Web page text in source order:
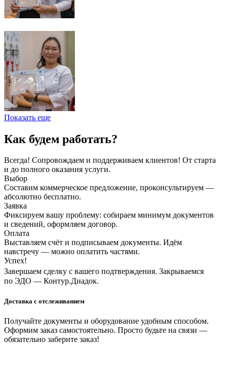
Показать еще
Как будем работать?
Всегда! Сопровождаем и поддерживаем клиентов! От старта
и до полного оказания услуги.
Выбор
Составим коммерческое предложение, проконсультируем —
абсолютно бесплатно.
Заявка
Фиксируем вашу проблему: собираем минимум документов
и сведений, оформляем договор.
Оплата
Выставляем счёт и подписываем документы. Идём
навстречу — можно оплатить частями.
Успех!
Завершаем сделку с вашего подтверждения. Закрываемся
по ЭДО — Контур.Диадок.
Доставка с отслеживанием
Получайте документы и оборудование удобным способом.
Оформим заказ самостоятельно. Просто будьте на связи —
обязательно заберите заказ!